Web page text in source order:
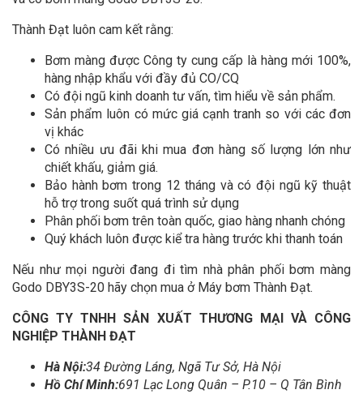
Thành Đạt luôn cam kết rằng:
Bơm màng được Công ty cung cấp là hàng mới 100%,
hàng nhập khẩu với đầy đủ CO/CQ
Có đội ngũ kinh doanh tư vấn, tìm hiểu về sản phẩm.
Sản phẩm luôn có mức giá cạnh tranh so với các đơn
vị khác
Có nhiều ưu đãi khi mua đơn hàng số lượng lớn như
chiết khấu, giảm giá.
Bảo hành bơm trong 12 tháng và có đội ngũ kỹ thuật
hỗ trợ trong suốt quá trình sử dụng
Phân phối bơm trên toàn quốc, giao hàng nhanh chóng
Quý khách luôn được kiể tra hàng trước khi thanh toán
Nếu như mọi người đang đi tìm nhà phân phối bơm màng
Godo DBY3S-20 hãy chọn mua ở Máy bơm Thành Đạt.
CÔNG TY TNHH SẢN XUẤT THƯƠNG MẠI VÀ CÔNG
NGHIỆP THÀNH ĐẠT
Hà Nội:34 Đường Láng, Ngã Tư Sở, Hà Nội
Hồ Chí Minh:691 Lạc Long Quân – P.10 – Q Tân Bình